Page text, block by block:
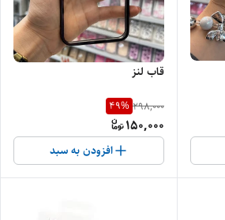
قاب لنز
298,000
49%
150,000
افزودن به سبد